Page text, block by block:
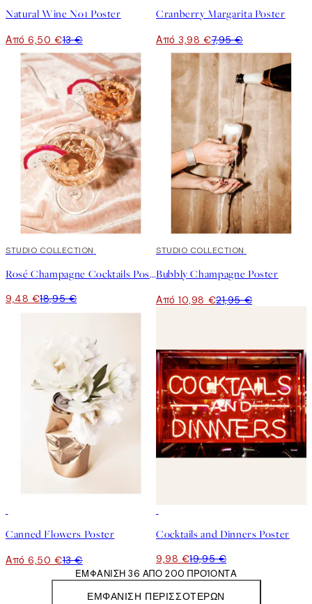
Natural Wine No1 Poster
Από 6,50 €13 €
Cranberry Margarita Poster
Από 3,98 €7,95 €
50%*
STUDIO COLLECTION
Rosé Champagne Cocktails Poster
9,48 €18,95 €
50%*
STUDIO COLLECTION
Bubbly Champagne Poster
Από 10,98 €21,95 €
Canned Flowers Poster
Από 6,50 €13 €
Cocktails and Dinners Poster
9,98 €19,95 €
ΕΜΦΆΝΙΣΗ ΠΕΡΙΣΣΌΤΕΡΩΝ
ΕΜΦΆΝΙΣΗ 36 ΑΠΌ 200 ΠΡΟΪΌΝΤΑ